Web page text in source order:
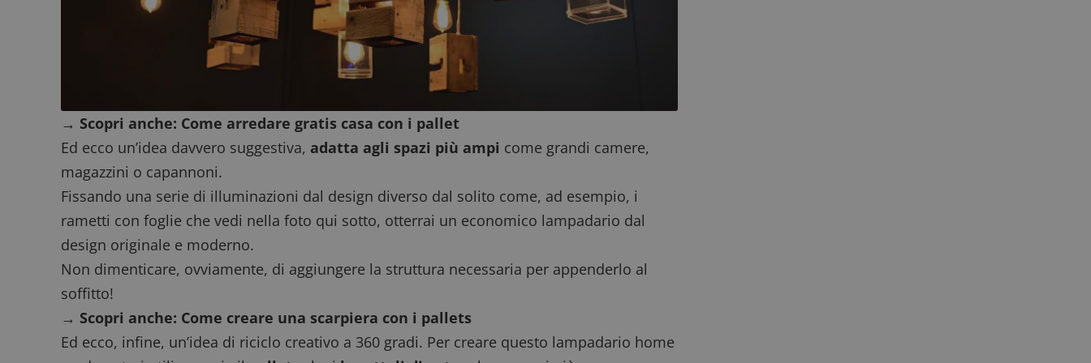
→ Scopri anche: Come arredare gratis casa con i pallet
Ed ecco un’idea davvero suggestiva, adatta agli spazi più ampi come grandi camere,
magazzini o capannoni.
Fissando una serie di illuminazioni dal design diverso dal solito come, ad esempio, i
rametti con foglie che vedi nella foto qui sotto, otterrai un economico lampadario dal
design originale e moderno.
Non dimenticare, ovviamente, di aggiungere la struttura necessaria per appenderlo al
soffitto!
→ Scopri anche: Come creare una scarpiera con i pallets
Ed ecco, infine, un’idea di riciclo creativo a 360 gradi. Per creare questo lampadario home
prestazioni del sito. È un cookie di tipo pattern, in cui il prefisso
_pk_ses è seguito da una breve serie di numeri e lettere, che si
.dimmicosacerchi.it
settimane
e l'interazione con il sito web, contribuendo a migliorare